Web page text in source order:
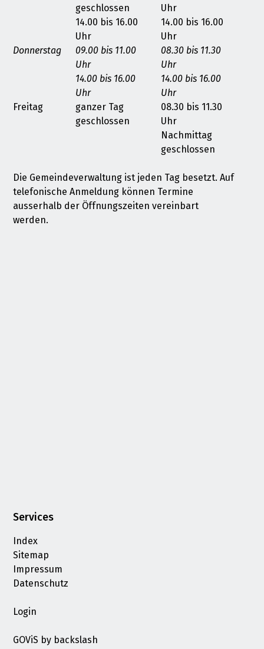
geschlossen
Uhr
14.00 bis 16.00
Uhr
14.00 bis 16.00
Uhr
Donnerstag
09.00 bis 11.00
Uhr
08.30 bis 11.30
Uhr
14.00 bis 16.00
Uhr
14.00 bis 16.00
Uhr
Freitag
ganzer Tag
geschlossen
08.30 bis 11.30
Uhr
Nachmittag
geschlossen
Die Gemeindeverwaltung ist jeden Tag besetzt. Auf
telefonische Anmeldung können Termine
ausserhalb der Öffnungszeiten vereinbart
werden.
Services
Index
Sitemap
Impressum
Datenschutz
Login
GOViS by backslash